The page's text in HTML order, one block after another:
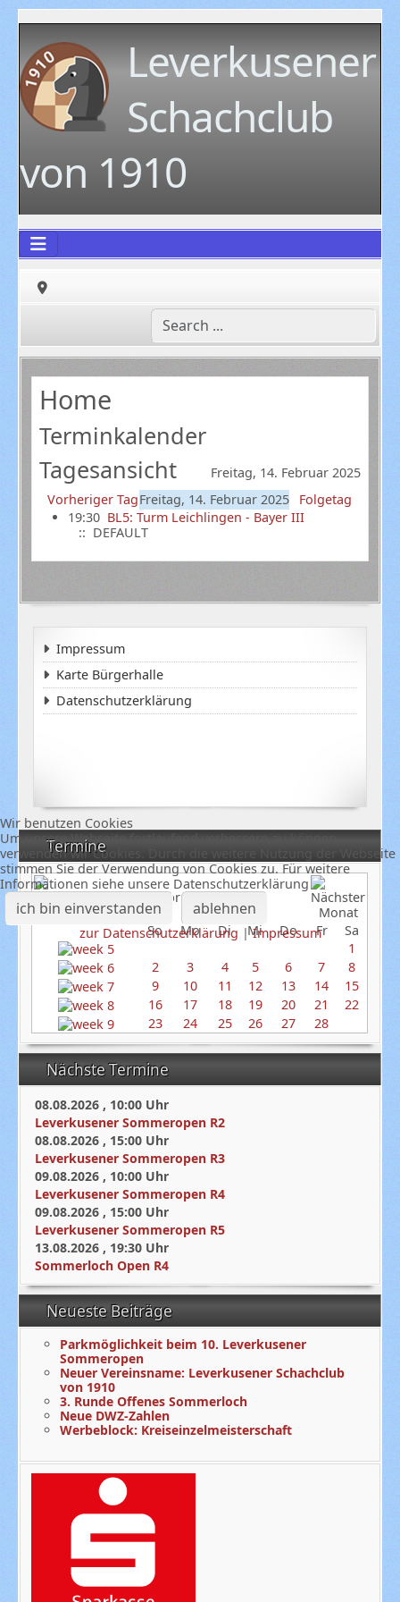
Leverkusener
Schachclub
von 1910
Termine
Februar 2025
So
Mo Di Mi Do Fr
Sa
1
2
3 4 5 6 7
8
9
10 11 12 13 14
15
16
17 18 19 20 21
22
23
24 25 26 27 28
Nächste Termine
08.08.2026 , 10:00 Uhr
Leverkusener Sommeropen R2
08.08.2026 , 15:00 Uhr
Leverkusener Sommeropen R3
09.08.2026 , 10:00 Uhr
Leverkusener Sommeropen R4
09.08.2026 , 15:00 Uhr
Leverkusener Sommeropen R5
13.08.2026 , 19:30 Uhr
Sommerloch Open R4
Neueste Beiträge
Parkmöglichkeit beim 10. Leverkusener
Sommeropen
Neuer Vereinsname: Leverkusener Schachclub
von 1910
3. Runde Offenes Sommerloch
Neue DWZ-Zahlen
Werbeblock: Kreiseinzelmeisterschaft
Home
Terminkalender
Tagesansicht
Freitag, 14. Februar 2025
Vorheriger TagFreitag, 14. Februar 2025
Folgetag
19:30 BL5: Turm Leichlingen - Bayer III
:: DEFAULT
Impressum
Karte Bürgerhalle
Datenschutzerklärung
Wir benutzen Cookies
Um unsere Webseite fortlaufend verbessern zu können,
verwenden wir Cookies. Durch die weitere Nutzung der Webseite
stimmen Sie der Verwendung von Cookies zu. Für weitere
Informationen siehe unsere Datenschutzerklärung
ich bin einverstanden ablehnen
zur Datenschutzerklärung |Impressum